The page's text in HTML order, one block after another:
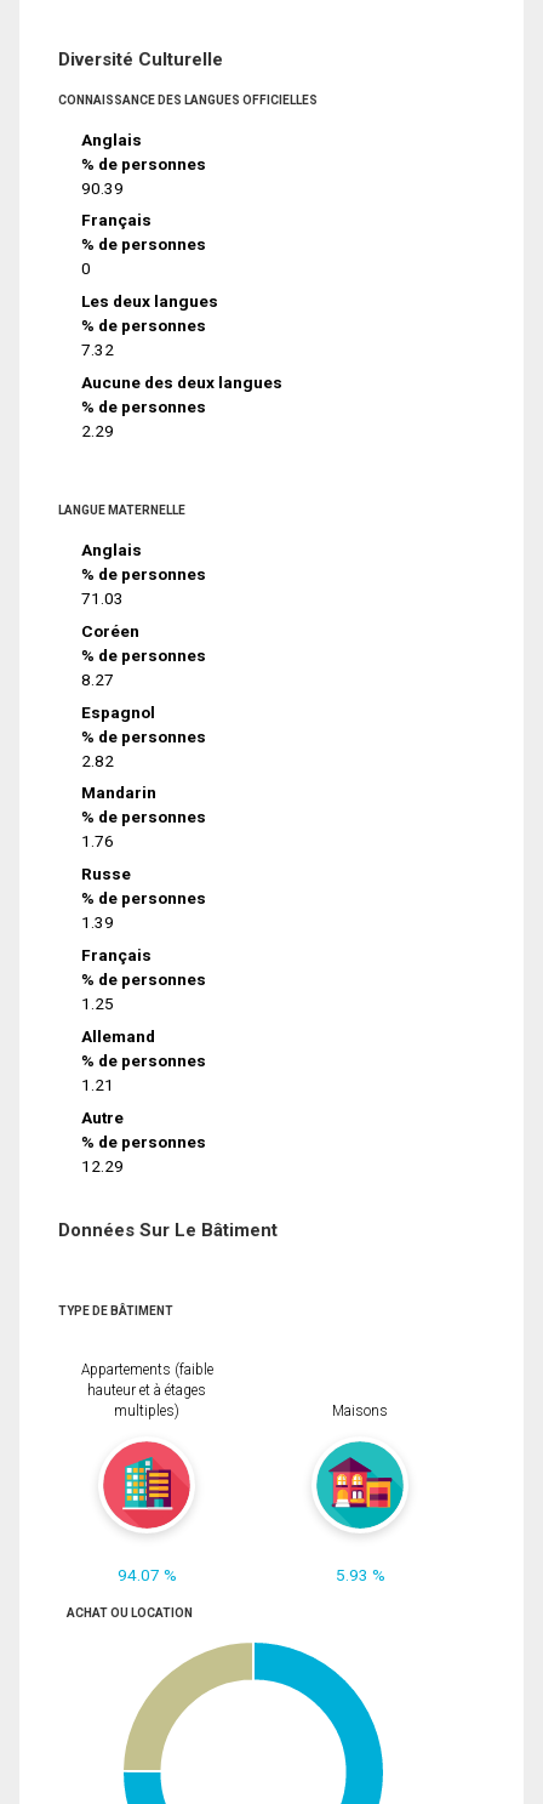
Diversité Culturelle
CONNAISSANCE DES LANGUES OFFICIELLES
Anglais
% de personnes
90.39
Français
% de personnes
0
Les deux langues
% de personnes
7.32
Aucune des deux langues
% de personnes
2.29
LANGUE MATERNELLE
Anglais
% de personnes
71.03
Coréen
% de personnes
8.27
Espagnol
% de personnes
2.82
Mandarin
% de personnes
1.76
Russe
% de personnes
1.39
Français
% de personnes
1.25
Allemand
% de personnes
1.21
Autre
% de personnes
12.29
Données Sur Le Bâtiment
TYPE DE BÂTIMENT
Appartements (faible
hauteur et à étages
multiples)
94.07 %
Maisons
5.93 %
ACHAT OU LOCATION